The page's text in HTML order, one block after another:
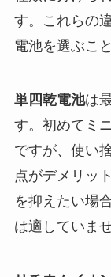
す。これらの
電池を選ぶこ
単四乾電池は
す。初めてミ
ですが、使い
点がデメリッ
を抑えたい場
は適していませ